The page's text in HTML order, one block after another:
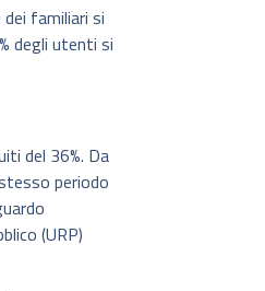
familiari si
degli utenti si
del 36%. Da
periodo
(URP)